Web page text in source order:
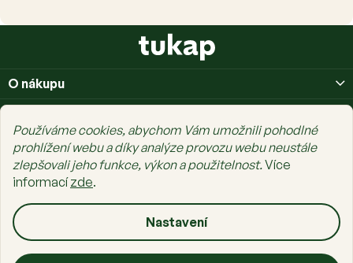
Používáme cookies, abychom Vám umožnili pohodlné
prohlížení webu a díky analýze provozu webu neustále
zlepšovali jeho funkce, výkon a použitelnost.Více
informacízde.
Nastavení
t
O nákupu
Prais Family
Copyright 2026
Upravit nastavení